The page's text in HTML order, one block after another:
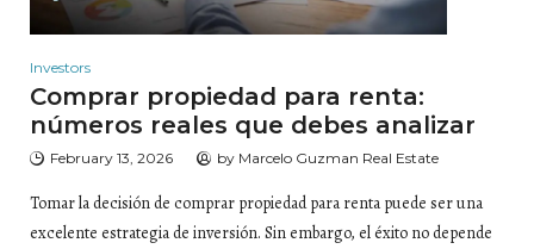
Investors
Comprar propiedad para renta:
números reales que debes analizar
February 13, 2026 by Marcelo Guzman Real Estate
Tomar la decisión de comprar propiedad para renta puede ser una
excelente estrategia de inversión. Sin embargo, el éxito no depende